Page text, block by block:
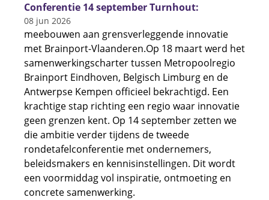
Conferentie 14 september Turnhout:
08 jun 2026
meebouwen aan grensverleggende innovatie
met Brainport-Vlaanderen.Op 18 maart werd het
samenwerkingscharter tussen Metropoolregio
Brainport Eindhoven, Belgisch Limburg en de
Antwerpse Kempen officieel bekrachtigd. Een
krachtige stap richting een regio waar innovatie
geen grenzen kent. Op 14 september zetten we
die ambitie verder tijdens de tweede
rondetafelconferentie met ondernemers,
beleidsmakers en kennisinstellingen. Dit wordt
een voormiddag vol inspiratie, ontmoeting en
concrete samenwerking.